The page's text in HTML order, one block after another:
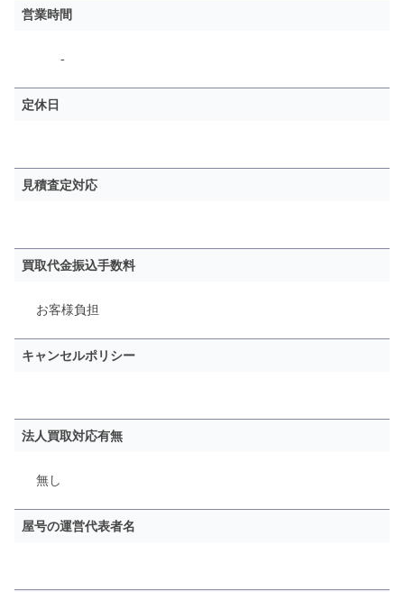
営業時間
-
定休日
見積査定対応
買取代金振込手数料
お客様負担
キャンセルポリシー
法人買取対応有無
無し
屋号の運営代表者名